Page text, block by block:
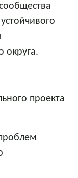
округа.
проекта